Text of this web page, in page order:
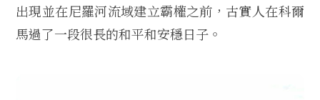
出現並在尼羅河流域建立霸權之前，古實人在科爾
馬過了一段很長的和平和安穩日子。